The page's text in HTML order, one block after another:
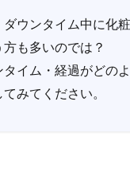
ウンタイム中に化
も多いのでは？
イム・経過がどの
みてください。